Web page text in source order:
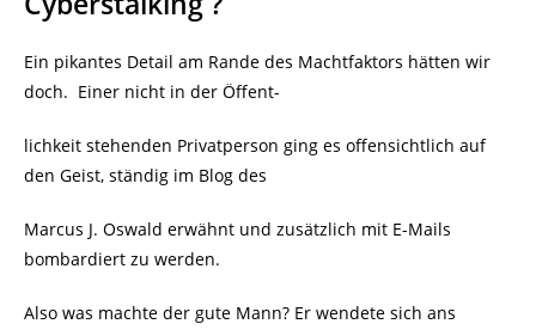
Ein pikantes Detail am Rande des Machtfaktors hätten wir
doch. Einer nicht in der Öffent-
lichkeit stehenden Privatperson ging es offensichtlich auf
den Geist, ständig im Blog des
Marcus J. Oswald erwähnt und zusätzlich mit E-Mails
bombardiert zu werden.
Also was machte der gute Mann? Er wendete sich ans